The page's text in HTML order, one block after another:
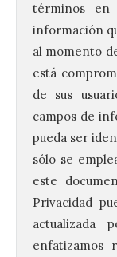
términos
información
al momento
está
de sus
campos de
pueda ser
sólo se
este
Privacidad
actualizada
enfatizamos